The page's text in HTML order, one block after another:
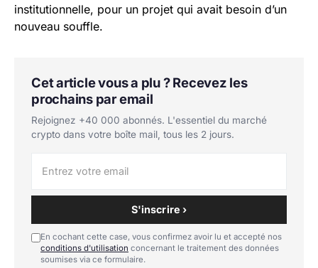
institutionnelle, pour un projet qui avait besoin d’un
nouveau souffle.
Cet article vous a plu ? Recevez les
prochains par email
Rejoignez +40 000 abonnés. L'essentiel du marché
crypto dans votre boîte mail, tous les 2 jours.
S'inscrire ›
En cochant cette case, vous confirmez avoir lu et accepté nos
conditions d'utilisation concernant le traitement des données
soumises via ce formulaire.